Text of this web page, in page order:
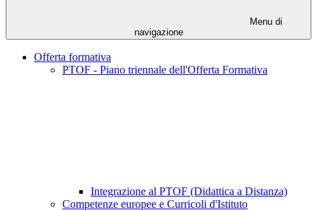
Menu di
navigazione
Offerta formativa
PTOF - Piano triennale dell'Offerta Formativa
Integrazione al PTOF (Didattica a Distanza)
Competenze europee e Curricoli d'Istituto